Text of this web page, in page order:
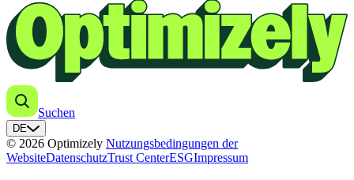
Suchen
DE
© 2026 Optimizely Nutzungsbedingungen der
WebsiteDatenschutzTrust CenterESGImpressum